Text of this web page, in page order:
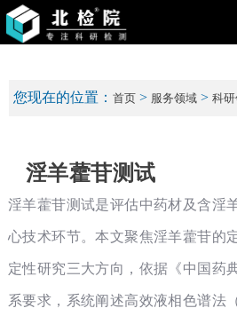
您现在的位置： 首页 > 服务领域 > 科
淫羊藿苷测试
淫羊藿苷测试是评估中药材及含淫
心技术环节。本文聚焦淫羊藿苷的
定性研究三大方向，依据《中国药
系要求，系统阐述高效液相色谱法